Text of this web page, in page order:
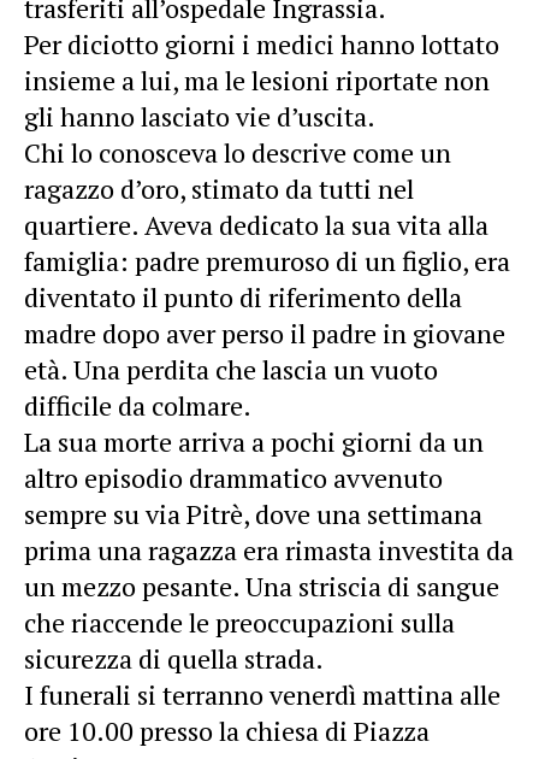
trasferiti all’ospedale Ingrassia.
Per diciotto giorni i medici hanno lottato
insieme a lui, ma le lesioni riportate non
gli hanno lasciato vie d’uscita.
Chi lo conosceva lo descrive come un
ragazzo d’oro, stimato da tutti nel
quartiere. Aveva dedicato la sua vita alla
famiglia: padre premuroso di un figlio, era
diventato il punto di riferimento della
madre dopo aver perso il padre in giovane
età. Una perdita che lascia un vuoto
difficile da colmare.
La sua morte arriva a pochi giorni da un
altro episodio drammatico avvenuto
sempre su via Pitrè, dove una settimana
prima una ragazza era rimasta investita da
un mezzo pesante. Una striscia di sangue
che riaccende le preoccupazioni sulla
sicurezza di quella strada.
I funerali si terranno venerdì mattina alle
ore 10.00 presso la chiesa di Piazza